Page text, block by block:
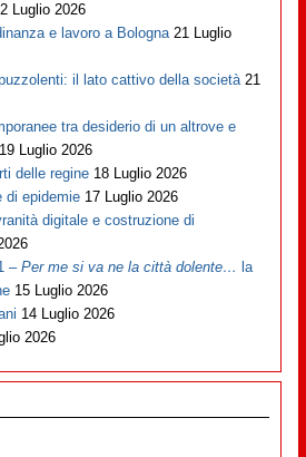
Luglio 2026
e lavoro a Bologna 21 Luglio
il lato cattivo della società 21
tra desiderio di un altrove e
19 Luglio 2026
delle regine 18 Luglio 2026
di epidemie 17 Luglio 2026
digitale e costruzione di
–Per me si va ne la città dolente… la
15 Luglio 2026
14 Luglio 2026
2026